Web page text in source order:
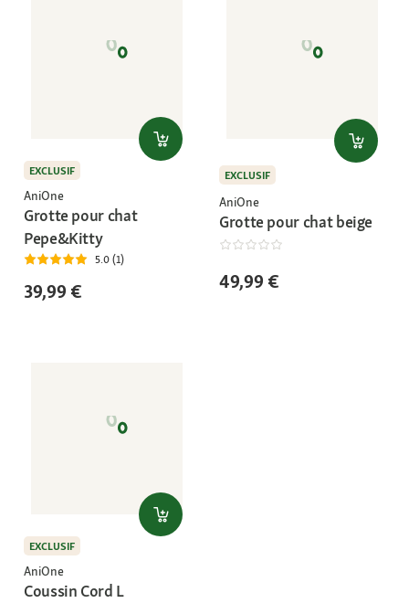
EXCLUSIF
AniOne
Grotte pour chat
Pepe&Kitty
5.0 (1)
39,99 €
EXCLUSIF
AniOne
Grotte pour chat beige
49,99 €
EXCLUSIF
AniOne
Coussin Cord L